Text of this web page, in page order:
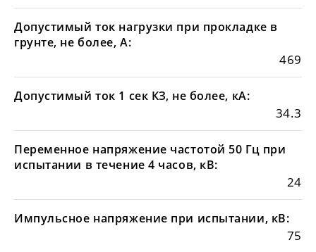
Допустимый ток нагрузки при прокладке в
грунте, не более, А:
469
Допустимый ток 1 сек КЗ, не более, кА:
34.3
Переменное напряжение частотой 50 Гц при
испытании в течение 4 часов, кВ:
24
Импульсное напряжение при испытании, кВ:
75